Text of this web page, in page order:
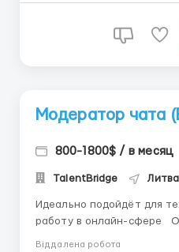
Модератор чата
800-1800$ / в месяц
TalentBridge
Идеально подойдёт для
работу в онлайн-сфере Обязанности -Ведение
переписки с пользователями в
Віддалена робота